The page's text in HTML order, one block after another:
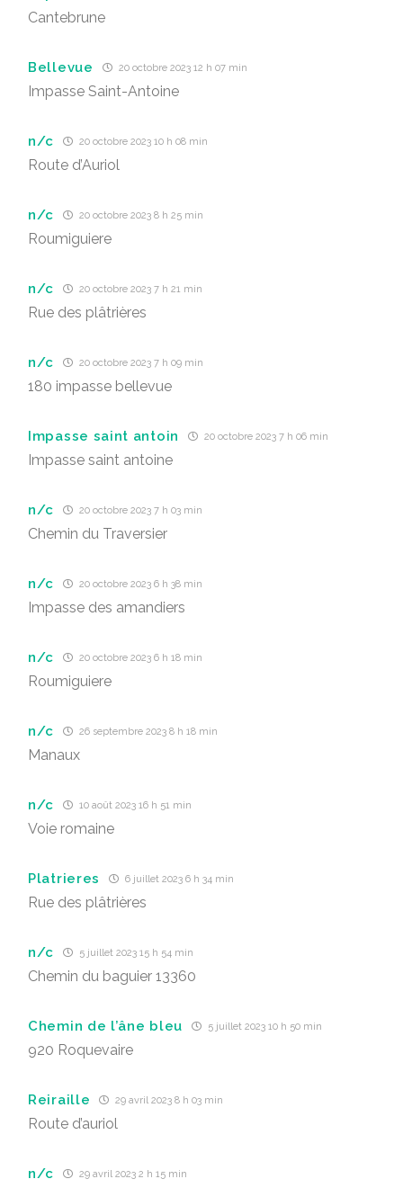
Cantebrune
Bellevue 20 octobre 2023 12 h 07 min
Impasse Saint-Antoine
n/c 20 octobre 2023 10 h 08 min
Route d’Auriol
n/c 20 octobre 2023 8 h 25 min
Roumiguiere
n/c 20 octobre 2023 7 h 21 min
Rue des plâtrières
n/c 20 octobre 2023 7 h 09 min
180 impasse bellevue
Impasse saint antoin 20 octobre 2023 7 h 06 min
Impasse saint antoine
n/c 20 octobre 2023 7 h 03 min
Chemin du Traversier
n/c 20 octobre 2023 6 h 38 min
Impasse des amandiers
n/c 20 octobre 2023 6 h 18 min
Roumiguiere
n/c 26 septembre 2023 8 h 18 min
Manaux
n/c 10 août 2023 16 h 51 min
Voie romaine
Platrieres 6 juillet 2023 6 h 34 min
Rue des plâtrières
n/c 5 juillet 2023 15 h 54 min
Chemin du baguier 13360
Chemin de l’âne bleu 5 juillet 2023 10 h 50 min
920 Roquevaire
Reiraille 29 avril 2023 8 h 03 min
Route d’auriol
n/c 29 avril 2023 2 h 15 min